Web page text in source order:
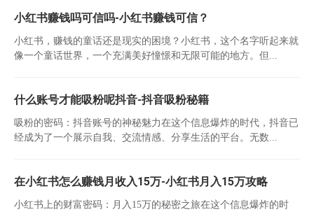
小红书赚钱吗可信吗-小红书赚钱可信？
小红书，赚钱的童话还是现实的困境？小红书，这个名字听起来就
像一个童话世界，一个充满美好憧憬和无限可能的地方。但...
什么账号才能吸粉呢抖音-抖音吸粉秘籍
吸粉的密码：抖音账号的神秘魅力在这个信息爆炸的时代，抖音已
经成为了一个展示自我、交流情感、分享生活的平台。无数...
在小红书怎么赚钱月收入15万-小红书月入15万攻略
小红书上的财富密码：月入15万的秘密之旅在这个信息爆炸的时